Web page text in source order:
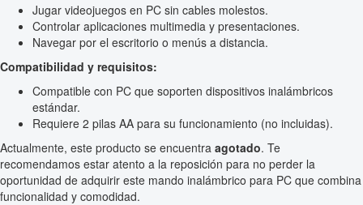
Jugar videojuegos en PC sin cables molestos.
Controlar aplicaciones multimedia y presentaciones.
Navegar por el escritorio o menús a distancia.
Compatibilidad y requisitos:
Compatible con PC que soporten dispositivos inalámbricos
estándar.
Requiere 2 pilas AA para su funcionamiento (no incluidas).
Actualmente, este producto se encuentra agotado. Te
recomendamos estar atento a la reposición para no perder la
oportunidad de adquirir este mando inalámbrico para PC que combina
funcionalidad y comodidad.